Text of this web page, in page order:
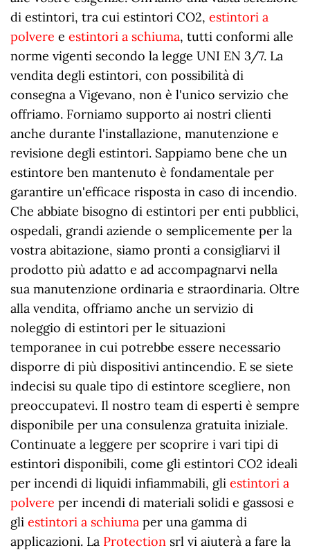
di estintori, tra cui estintori CO2, estintori a
polvere e estintori a schiuma, tutti conformi alle
norme vigenti secondo la legge UNI EN 3/7. La
vendita degli estintori, con possibilità di
consegna a Vigevano, non è l'unico servizio che
offriamo. Forniamo supporto ai nostri clienti
anche durante l'installazione, manutenzione e
revisione degli estintori. Sappiamo bene che un
estintore ben mantenuto è fondamentale per
garantire un'efficace risposta in caso di incendio.
Che abbiate bisogno di estintori per enti pubblici,
ospedali, grandi aziende o semplicemente per la
vostra abitazione, siamo pronti a consigliarvi il
prodotto più adatto e ad accompagnarvi nella
sua manutenzione ordinaria e straordinaria. Oltre
alla vendita, offriamo anche un servizio di
noleggio di estintori per le situazioni
temporanee in cui potrebbe essere necessario
disporre di più dispositivi antincendio. E se siete
indecisi su quale tipo di estintore scegliere, non
preoccupatevi. Il nostro team di esperti è sempre
disponibile per una consulenza gratuita iniziale.
Continuate a leggere per scoprire i vari tipi di
estintori disponibili, come gli estintori CO2 ideali
per incendi di liquidi infiammabili, gli estintori a
polvere per incendi di materiali solidi e gassosi e
gli estintori a schiuma per una gamma di
applicazioni. La Protection srl vi aiuterà a fare la